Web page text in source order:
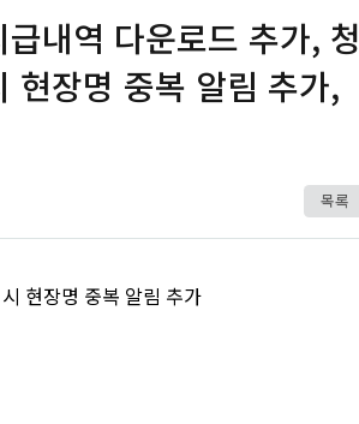
내역 다운로드 추가, 청
현장명 중복 알림 추가,
목록
현장명 중복 알림 추가